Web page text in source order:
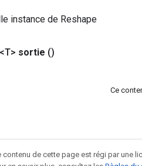
instance de Reshape
sortie ()
Ce
de cette page est régi par une